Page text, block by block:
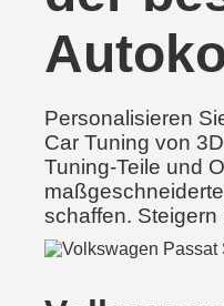
Personalisieren
Car Tuning von
Tuning-Teile und
schaffen. Steigern